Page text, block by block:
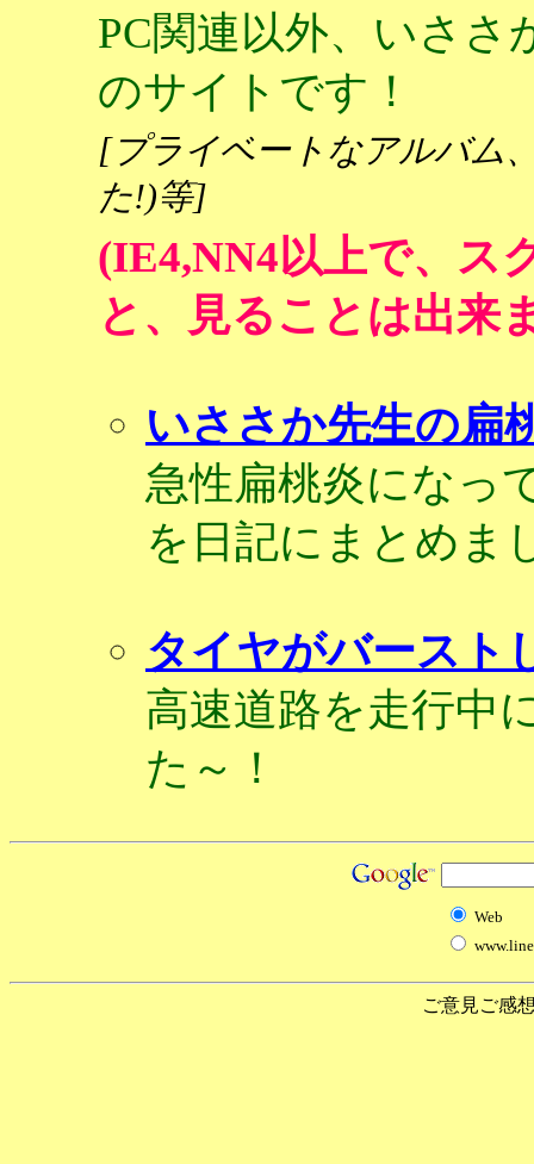
PC関連以外、いさ
のサイトです！
[プライベートなアルバム
た!)等]
(IE4,NN4以上で、ス
と、見ることは出来
いささか先生の扁
急性扁桃炎になっ
を日記にまとめま
タイヤがバースト
高速道路を走行中
た～！
Web
ご意見ご感